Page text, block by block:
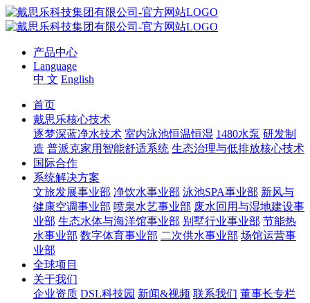
产品中心
Language
中 文 English
首页
戴思乐核心技术
逐梦深蓝净水技术 室内泳池恒温恒湿 1480水泵 研发制
造 普派克家用智能舒适系统 生态治理与低排放核心技术
国际合作
系统解决方案
文旅发展事业部 净饮水事业部 泳池SPA事业部 新风与
健康空调事业部 喷泉水艺事业部 废水回用与湿地建设事
业部 生态水体与海洋馆事业部 别墅行业事业部 节能热
水事业部 数字体育事业部 二次供水事业部 场馆运营事
业部
全球项目
关于我们
企业资质 DSL科技园 新闻&视频 联系我们 董事长专栏